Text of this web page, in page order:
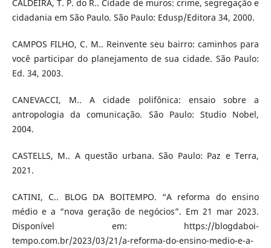
CALDEIRA, T. P. do R.. Cidade de muros: crime, segregação e
cidadania em São Paulo. São Paulo: Edusp/Editora 34, 2000.
CAMPOS FILHO, C. M.. Reinvente seu bairro: caminhos para
você participar do planejamento de sua cidade. São Paulo:
Ed. 34, 2003.
CANEVACCI, M.. A cidade polifônica: ensaio sobre a
antropologia da comunicação. São Paulo: Studio Nobel,
2004.
CASTELLS, M.. A questão urbana. São Paulo: Paz e Terra,
2021.
CATINI, C.. BLOG DA BOITEMPO. “A reforma do ensino
médio e a “nova geração de negócios”. Em 21 mar 2023.
Disponível em: https://blogdaboi-
tempo.com.br/2023/03/21/a-reforma-do-ensino-medio-e-a-